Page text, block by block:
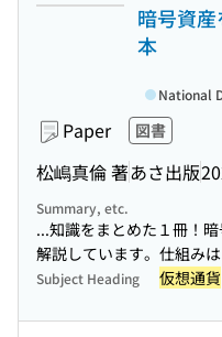
暗号資
本
Paper 図書
松嶋真倫 著あさ出版
National
Summary, etc.
...知識をまとめた１冊！
解説しています。仕組み
Subject Heading 仮想通貨